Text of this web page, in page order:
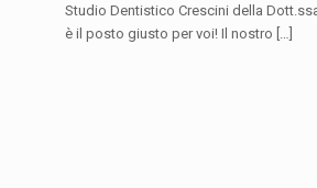
Studio Dentistico Crescini della
è il posto giusto per voi! Il nostro